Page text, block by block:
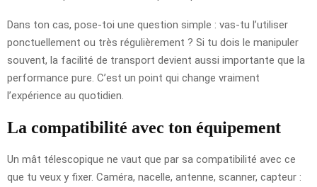
Dans ton cas, pose-toi une question simple : vas-tu l’utiliser
ponctuellement ou très régulièrement ? Si tu dois le manipuler
souvent, la facilité de transport devient aussi importante que la
performance pure. C’est un point qui change vraiment
l’expérience au quotidien.
La compatibilité avec ton équipement
Un mât télescopique ne vaut que par sa compatibilité avec ce
que tu veux y fixer. Caméra, nacelle, antenne, scanner, capteur :